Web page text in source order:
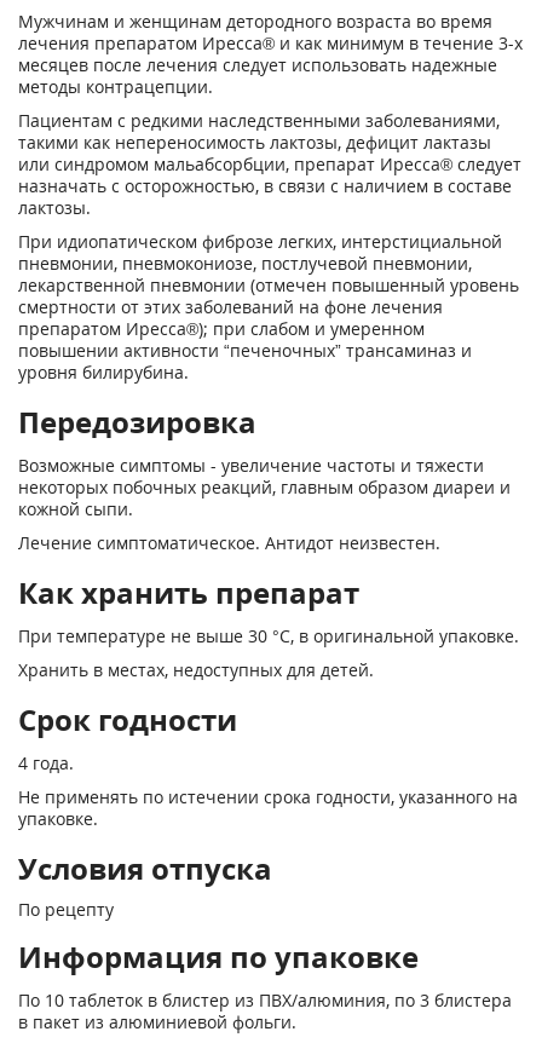
Мужчинам и женщинам детородного возраста во время
лечения препаратом Иресса® и как минимум в течение 3-х
месяцев после лечения следует использовать надежные
методы контрацепции.
Пациентам с редкими наследственными заболеваниями,
такими как непереносимость лактозы, дефицит лактазы
или синдромом мальабсорбции, препарат Иресса® следует
назначать с осторожностью, в связи с наличием в составе
лактозы.
При идиопатическом фиброзе легких, интерстициальной
пневмонии, пневмокониозе, постлучевой пневмонии,
лекарственной пневмонии (отмечен повышенный уровень
смертности от этих заболеваний на фоне лечения
препаратом Иресса®); при слабом и умеренном
повышении активности “печеночных” трансаминаз и
уровня билирубина.
Передозировка
Возможные симптомы - увеличение частоты и тяжести
некоторых побочных реакций, главным образом диареи и
кожной сыпи.
Лечение симптоматическое. Антидот неизвестен.
Как хранить препарат
При температуре не выше 30 °С, в оригинальной упаковке.
Хранить в местах, недоступных для детей.
Срок годности
4 года.
Не применять по истечении срока годности, указанного на
упаковке.
Условия отпуска
По рецепту
Информация по упаковке
По 10 таблеток в блистер из ПВХ/алюминия, по 3 блистера
в пакет из алюминиевой фольги.